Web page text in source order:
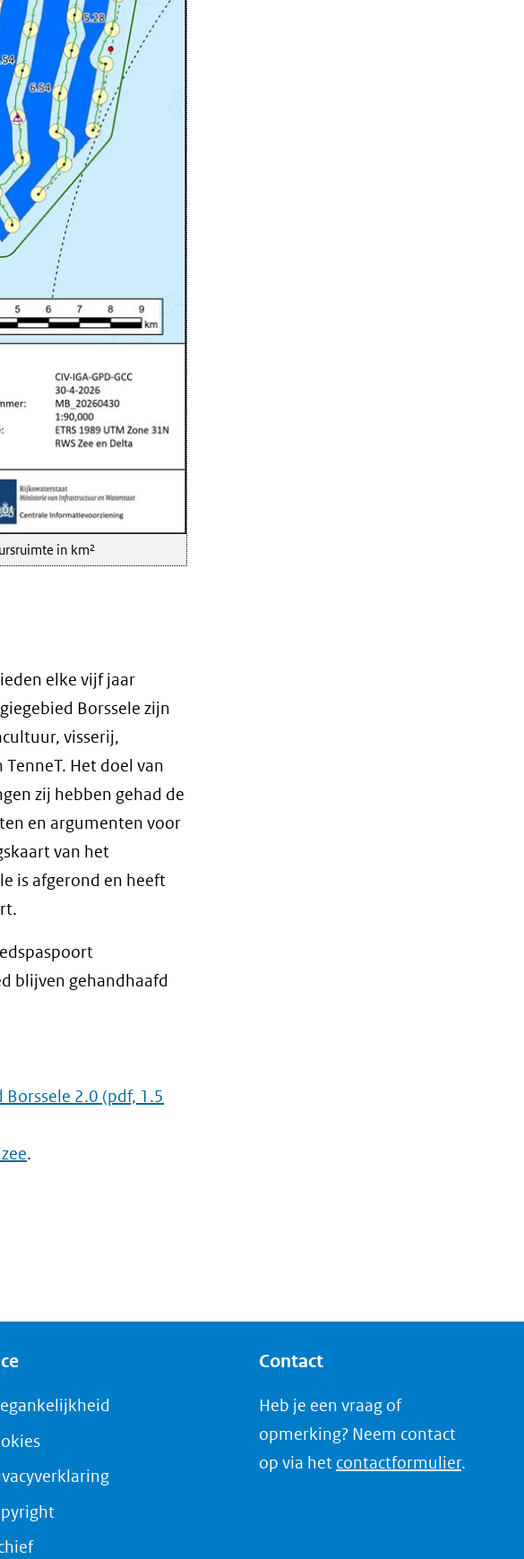
in km²
elke vijf jaar
Borssele zijn
visserij,
Het doel van
zij hebben gehad de
en argumenten voor
van het
is afgerond en heeft
blijven gehandhaafd
2.0 (pdf, 1.5
.
(opent
Contact
Heb je een vraag of
opmerking? Neem contact
op via het contactformulier.